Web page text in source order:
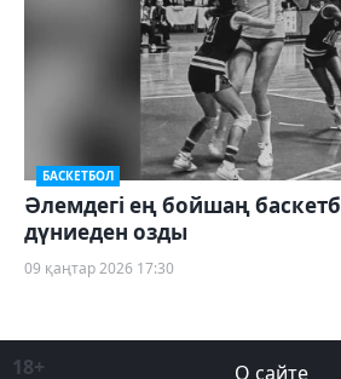
БАСКЕТБОЛ
Әлемдегі ең бойшаң
дүниеден озды
09 қаңтар 2026 17:30
18+ О сайте